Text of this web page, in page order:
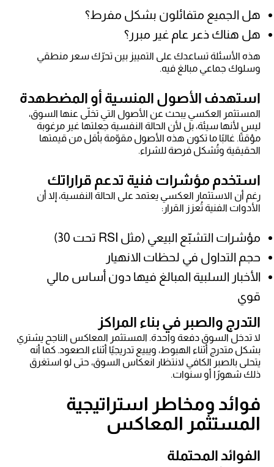
هل الجميع متفائلون بشكل مفرط؟
هل هناك ذعر عام غير مبرر؟
هذه الأسئلة تساعدك على التمييز بين تحرّك سعر منطقي
وسلوك جماعي مبالغ فيه.
استهدف الأصول المنسية أو المضطهدة
المستثمر العكسي يبحث عن الأصول التي تخلّى عنها السوق،
ليس لأنها سيئة، بل لأن الحالة النفسية جعلتها غير مرغوبة
مؤقتًا. غالبًا ما تكون هذه الأصول مقوّمة بأقل من قيمتها
الحقيقية وتُشكل فرصة للشراء.
استخدم مؤشرات فنية تدعم قراراتك
رغم أن الاستثمار العكسي يعتمد على الحالة النفسية، إلا أن
الأدوات الفنية تُعزز القرار:
مؤشرات التشبّع البيعي (مثل RSI تحت 30)
حجم التداول في لحظات الانهيار
الأخبار السلبية المبالغ فيها دون أساس مالي
قوي
التدرج والصبر في بناء المراكز
لا تدخل السوق دفعة واحدة. المستثمر المعاكس الناجح يشتري
بشكل متدرج أثناء الهبوط، ويبيع تدريجيًا أثناء الصعود. كما أنه
يتحلى بالصبر الكافي لانتظار انعكاس السوق، حتى لو استغرق
ذلك شهورًا أو سنوات.
فوائد ومخاطر استراتيجية
المستثمر المعاكس
الفوائد المحتملة